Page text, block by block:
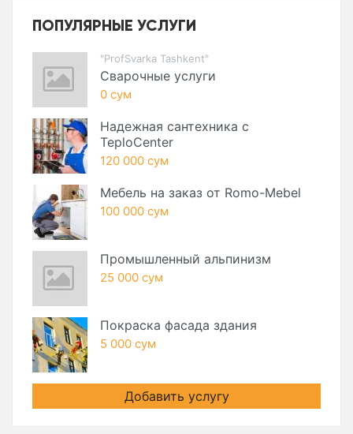
ПОПУЛЯРНЫЕ УСЛУГИ
"ProfSvarka Tashkent"
Сварочные услуги
0 сум
Надежная сантехника с
TeploCenter
120 000 сум
Мебель на заказ от Romo-Mebel
100 000 сум
Промышленный альпинизм
25 000 сум
Покраска фасада здания
5 000 сум
Добавить услугу